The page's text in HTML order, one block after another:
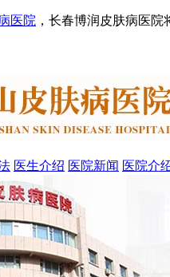
医院 ，长春博润皮肤病医
医生介绍 医院新闻 医院介